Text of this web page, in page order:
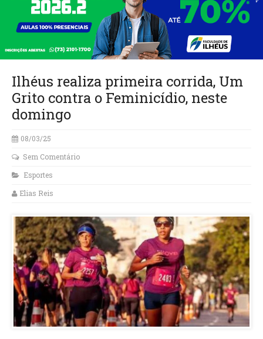
Ilhéus realiza primeira corrida, Um
Grito contra o Feminicídio, neste
domingo
08/03/25
Sem Comentário
Esportes
Elias Reis